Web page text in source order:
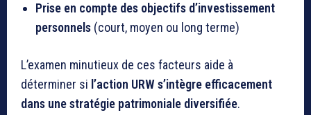
Prise en compte des objectifs d’investissement
personnels (court, moyen ou long terme)
L’examen minutieux de ces facteurs aide à
déterminer si l’action URW s’intègre efficacement
dans une stratégie patrimoniale diversifiée.